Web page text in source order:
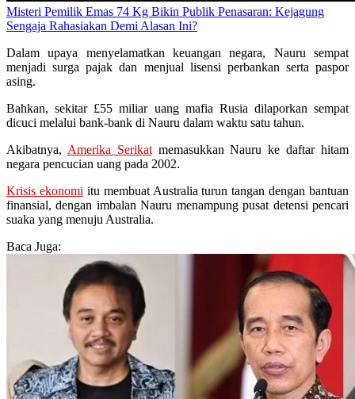
Misteri Pemilik Emas 74 Kg Bikin Publik Penasaran: Kejagung
Sengaja Rahasiakan Demi Alasan Ini?
Dalam upaya menyelamatkan keuangan negara, Nauru sempat
menjadi surga pajak dan menjual lisensi perbankan serta paspor
asing.
Bahkan, sekitar £55 miliar uang mafia Rusia dilaporkan sempat
dicuci melalui bank-bank di Nauru dalam waktu satu tahun.
Akibatnya, Amerika Serikatmemasukkan Nauru ke daftar hitam
negara pencucian uang pada 2002.
Krisis ekonomi itu membuat Australia turun tangan dengan bantuan
finansial, dengan imbalan Nauru menampung pusat detensi pencari
suaka yang menuju Australia.
Baca Juga: